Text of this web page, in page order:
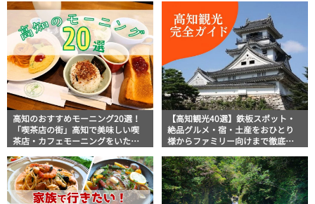
高知のおすすめモーニング20選！
「喫茶店の街」高知で美味しい喫
茶店・カフェモーニングをいただ
【高知観光40選】鉄板スポット・
絶品グルメ・宿・土産をおひとり
様からファミリー向けまで徹底解